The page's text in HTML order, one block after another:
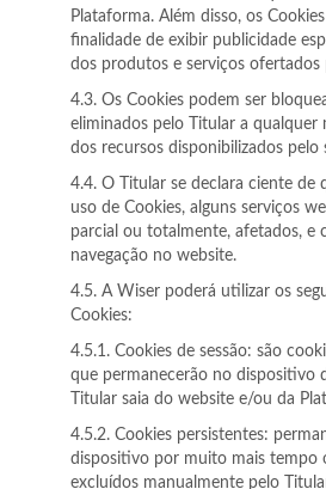
Plataforma. Além disso, os
finalidade de exibir publicidade
dos produtos e serviços ofertados
4.3. Os Cookies podem ser
eliminados pelo Titular a
dos recursos disponibilizados pelo
4.4. O Titular se declara ciente de
uso de Cookies, alguns serviços
parcial ou totalmente, afetados, e
navegação no website.
4.5. A Wiser poderá utilizar os
Cookies:
4.5.1. Cookies de sessão: são
que permanecerão no dispositivo
Titular saia do website e/ou da
4.5.2. Cookies persistentes:
dispositivo por muito mais tempo
excluídos manualmente pelo